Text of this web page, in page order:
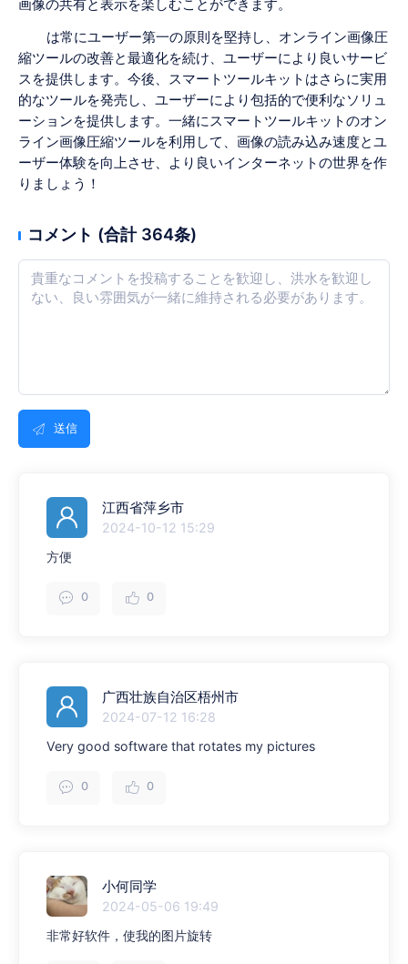
画像の共有と表示を楽しむことができます。
は常にユーザー第一の原則を堅持し、オンライン画像圧
縮ツールの改善と最適化を続け、ユーザーにより良いサービ
スを提供します。今後、スマートツールキットはさらに実用
的なツールを発売し、ユーザーにより包括的で便利なソリュ
ーションを提供します。一緒にスマートツールキットのオン
ライン画像圧縮ツールを利用して、画像の読み込み速度とユ
ーザー体験を向上させ、より良いインターネットの世界を作
りましょう！
コメント (合計 364条)
送信
江西省萍乡市
2024-10-12 15:29
方便
0 0
广西壮族自治区梧州市
2024-07-12 16:28
Very good software that rotates my pictures
0 0
小何同学
2024-05-06 19:49
非常好软件，使我的图片旋转